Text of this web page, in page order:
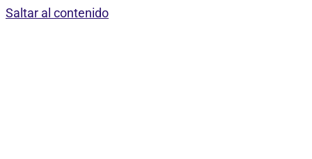
Saltar al contenido